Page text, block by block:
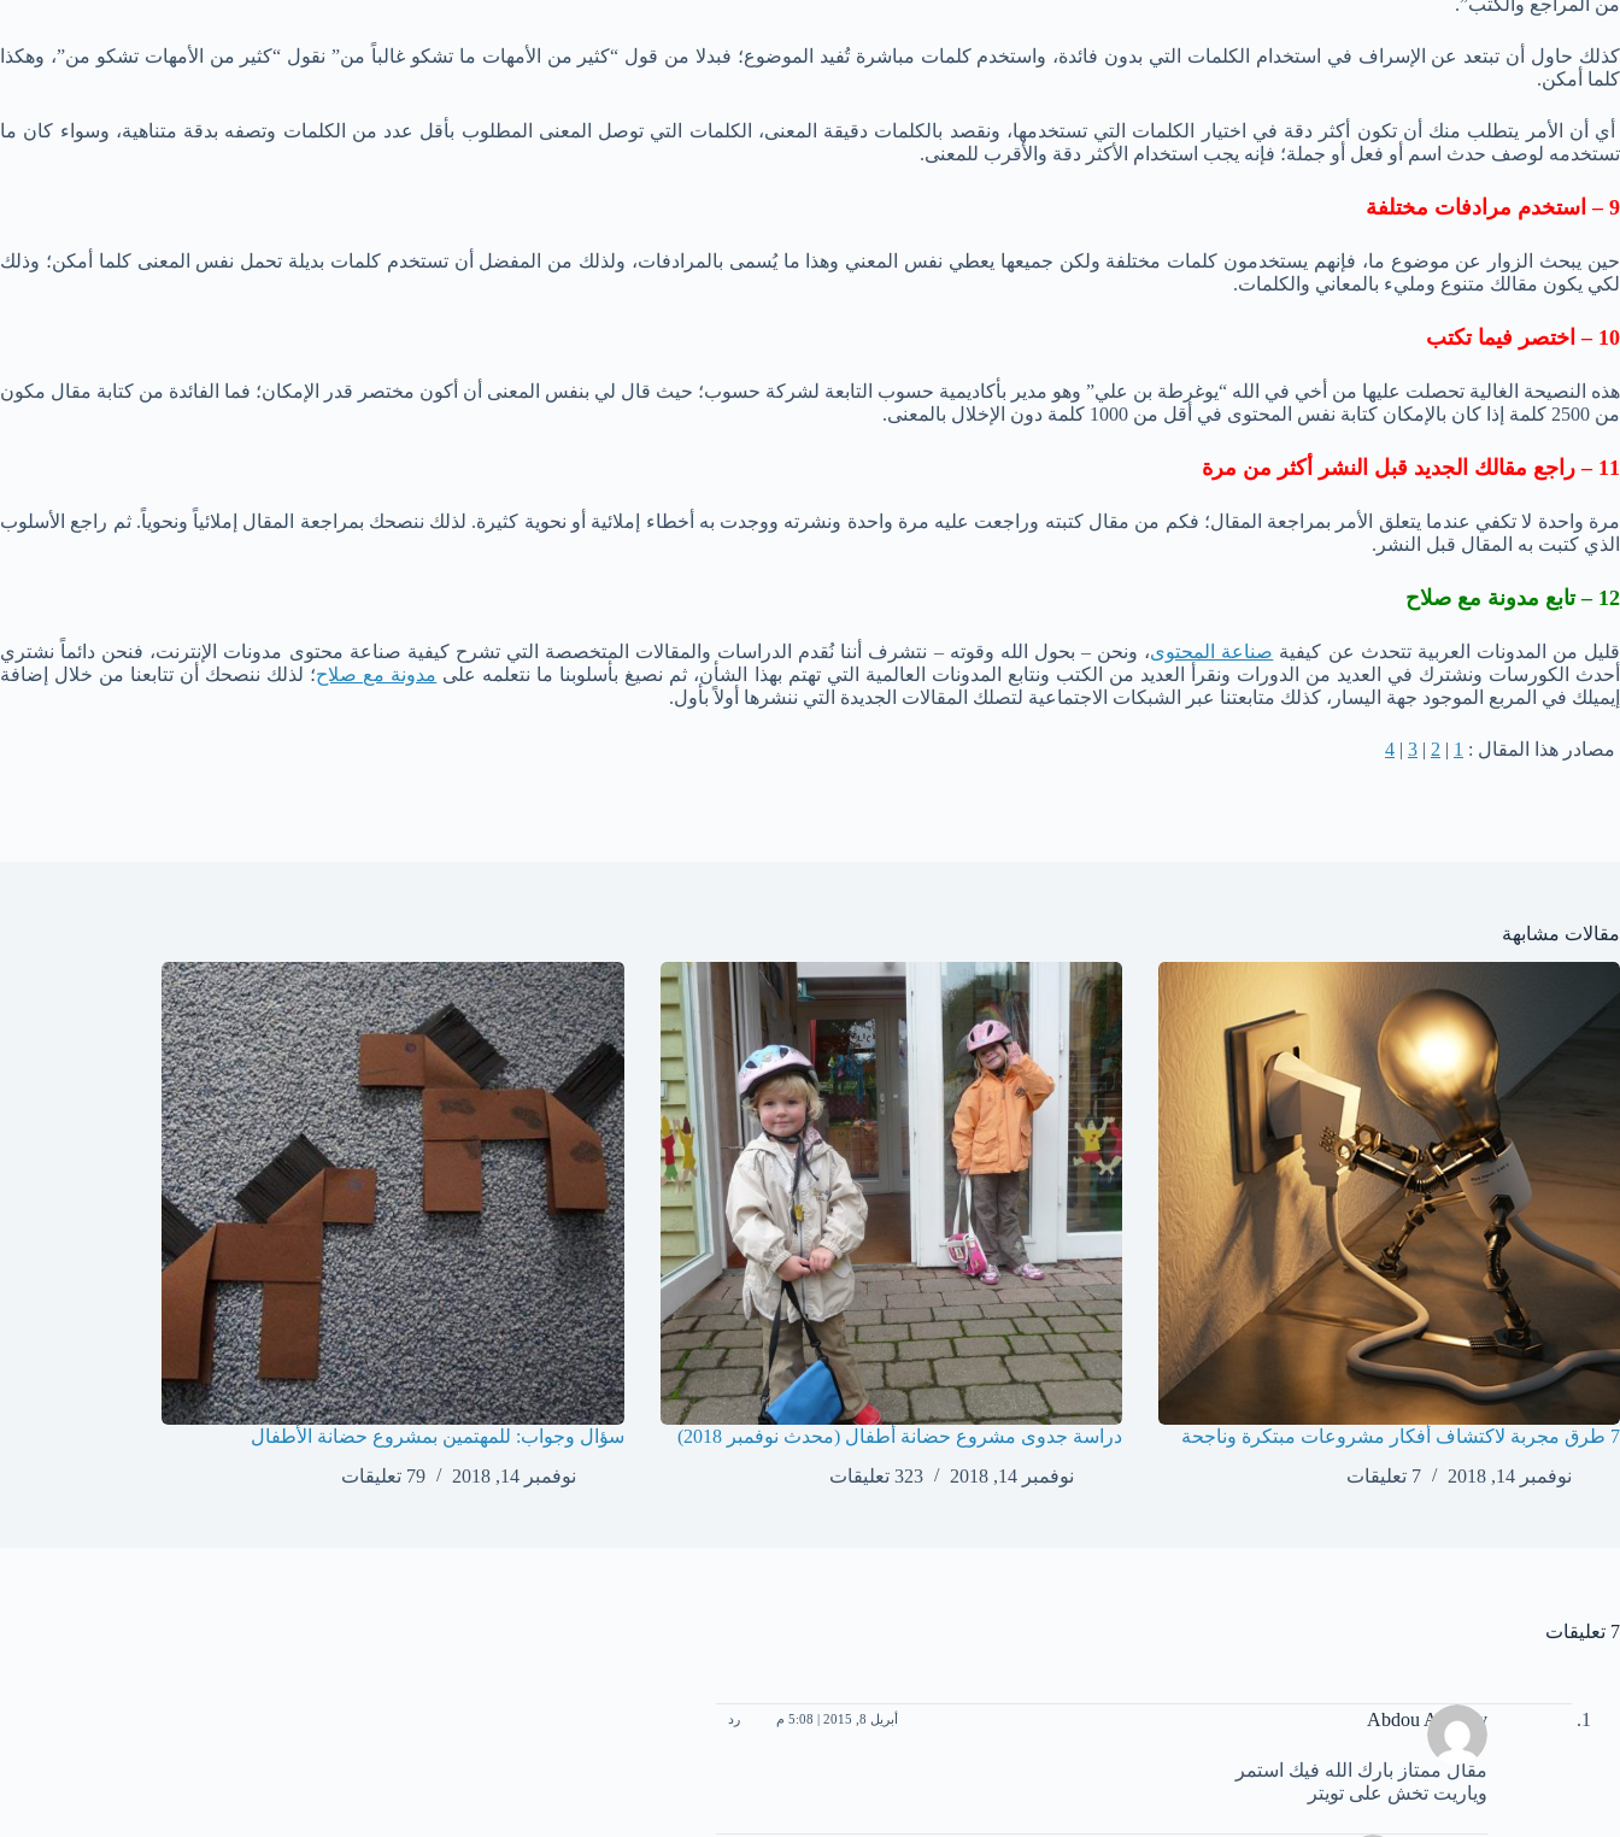
كذلك حاول أن تبتعد عن الإسراف في استخدام الكلمات التي بدون فائدة، واستخدم كلمات مباشرة تُفيد الموضوع؛ فبدلا من قول “كثير من الأمهات ما تشكو غالباً من” نقول “كثير من الأمهات تشكو من”، وهكذا
كلما أمكن.
أي أن الأمر يتطلب منك أن تكون أكثر دقة في اختيار الكلمات التي تستخدمها، ونقصد بالكلمات دقيقة المعنى، الكلمات التي توصل المعنى المطلوب بأقل عدد من الكلمات وتصفه بدقة متناهية، وسواء كان ما
تستخدمه لوصف حدث اسم أو فعل أو جملة؛ فإنه يجب استخدام الأكثر دقة والأقرب للمعنى.
9 – استخدم مرادفات مختلفة
حين يبحث الزوار عن موضوع ما، فإنهم يستخدمون كلمات مختلفة ولكن جميعها يعطي نفس المعني وهذا ما يُسمى بالمرادفات، ولذلك من المفضل أن تستخدم كلمات بديلة تحمل نفس المعنى كلما أمكن؛ وذلك
لكي يكون مقالك متنوع ومليء بالمعاني والكلمات.
10 – اختصر فيما تكتب
هذه النصيحة الغالية تحصلت عليها من أخي في الله “يوغرطة بن علي” وهو مدير بأكاديمية حسوب التابعة لشركة حسوب؛ حيث قال لي بنفس المعنى أن أكون مختصر قدر الإمكان؛ فما الفائدة من كتابة مقال مكون
من 2500 كلمة إذا كان بالإمكان كتابة نفس المحتوى في أقل من 1000 كلمة دون الإخلال بالمعنى.
11 – راجع مقالك الجديد قبل النشر أكثر من مرة
مرة واحدة لا تكفي عندما يتعلق الأمر بمراجعة المقال؛ فكم من مقال كتبته وراجعت عليه مرة واحدة ونشرته ووجدت به أخطاء إملائية أو نحوية كثيرة. لذلك ننصحك بمراجعة المقال إملائياً ونحوياً. ثم راجع الأسلوب
الذي كتبت به المقال قبل النشر.
12 – تابع مدونة مع صلاح
قليل من المدونات العربية تتحدث عن كيفية صناعة المحتوى، ونحن – بحول الله وقوته – نتشرف أننا نُقدم الدراسات والمقالات المتخصصة التي تشرح كيفية صناعة محتوى مدونات الإنترنت، فنحن دائماً نشتري
أحدث الكورسات ونشترك في العديد من الدورات ونقرأ العديد من الكتب ونتابع المدونات العالمية التي تهتم بهذا الشأن، ثم نصيغ بأسلوبنا ما نتعلمه على مدونة مع صلاح؛ لذلك ننصحك أن تتابعنا من خلال إضافة
إيميلك في المربع الموجود جهة اليسار، كذلك متابعتنا عبر الشبكات الاجتماعية لتصلك المقالات الجديدة التي ننشرها أولاً بأول.
مصادر هذا المقال : 1
|
2
|
3
|
4
مقالات مشابهة
7 طرق مجربة لاكتشاف أفكار مشروعات مبتكرة وناجحة
نوفمبر 14, 2018
7 تعليقات
دراسة جدوى مشروع حضانة أطفال (محدث نوفمبر 2018)
نوفمبر 14, 2018
323 تعليقات
سؤال وجواب: للمهتمين بمشروع حضانة الأطفال
نوفمبر 14, 2018
79 تعليقات
7 تعليقات
Abdou Aswany أبريل 8, 2015 | 5:08 م رد
مقال ممتاز بارك الله فيك استمر
وياريت تخش على تويتر